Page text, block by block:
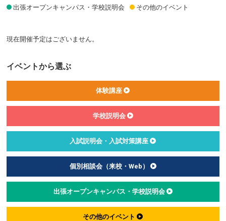
出張オープンキャンパス・学校説明会
その他のイベント
現在開催予定はございません。
イベントから選ぶ
体験講座
学校説明会
入試説明会・入試対策講座
個別相談会（来校・Web）
出張オープンキャンパス・学校説明会
その他のイベント